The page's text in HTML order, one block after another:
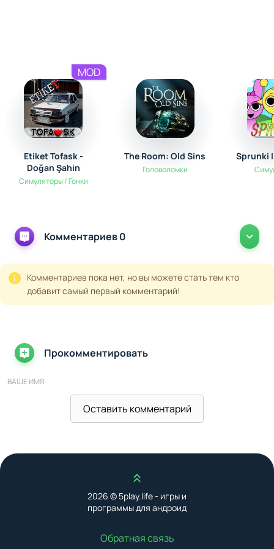
Etiket Tofask -
Doğan Şahin
Симуляторы / Гонки
MOD
The Room: Old Sins
Головоломки
Sprunki
Комментариев 0
Комментариев пока нет, но вы можете стать тем кто
добавит самый первый комментарий!
Прокомментировать
ВАШЕ ИМЯ
Оставить комментарий
Наверх
2026 © 5play.life - игры и
программы для андроид
Обратная связь